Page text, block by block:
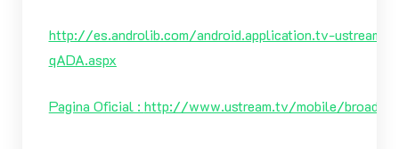
http://es.androlib.com/android.application.tv-ustream-
qADA.aspx
Pagina Oficial : http://www.ustream.tv/mobile/